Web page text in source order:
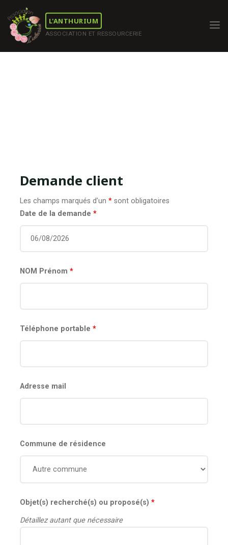
content
L'ANTHURIUM
ASSOCIATION ET RESSOURCERIE
Demande client
Les champs marqués d’un *sont obligatoires
Date de la demande *
NOM Prénom *
Téléphone portable *
Adresse mail
Commune de résidence
Objet(s) recherché(s) ou proposé(s) *
Détaillez autant que nécessaire